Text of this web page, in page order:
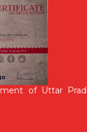
of Uttar